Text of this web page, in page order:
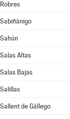
Robres
Sabiñánigo
Sahún
Salas Altas
Salas Bajas
Salillas
Sallent de Gállego